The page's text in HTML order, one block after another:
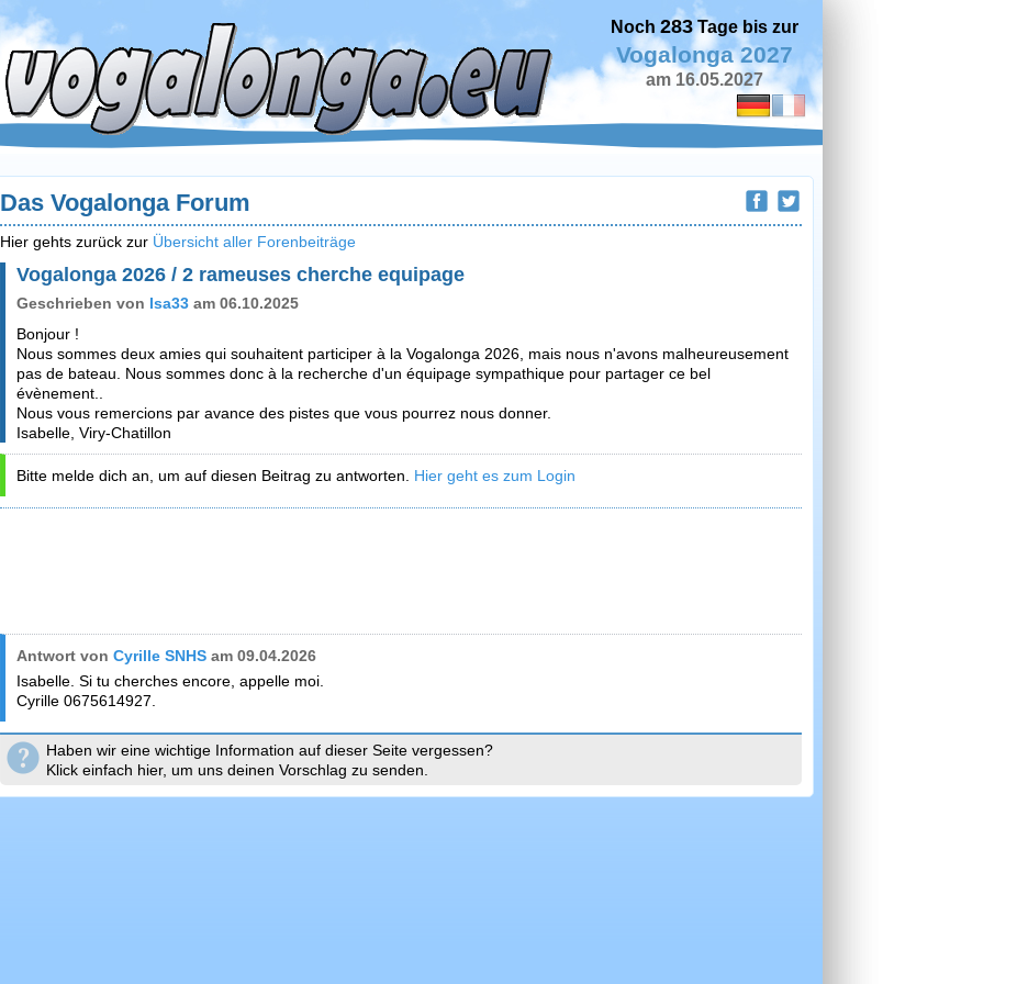
Noch 283Tage bis zur
Vogalonga 2027
am 16.05.2027
Das Vogalonga Forum
Hier gehts zurück zur Übersicht aller Forenbeiträge
Vogalonga 2026 / 2 rameuses cherche equipage
Geschrieben von Isa33 am 06.10.2025
Bonjour !
Nous sommes deux amies qui souhaitent participer à la Vogalonga 2026, mais nous n'avons malheureusement
pas de bateau. Nous sommes donc à la recherche d'un équipage sympathique pour partager ce bel
évènement..
Nous vous remercions par avance des pistes que vous pourrez nous donner.
Isabelle, Viry-Chatillon
Bitte melde dich an, um auf diesen Beitrag zu antworten. Hier geht es zum Login
Antwort von Cyrille SNHS am 09.04.2026
Isabelle. Si tu cherches encore, appelle moi.
Cyrille 0675614927.
Haben wir eine wichtige Information auf dieser Seite vergessen?
Klick einfach hier, um uns deinen Vorschlag zu senden.